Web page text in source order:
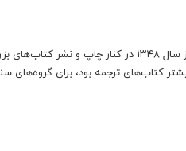
انتشارات بامداد یکی از ناشران کتاب‌های ارزان برای کودکان و نوجوانان بود.
ناشر تا سال ۱۳۵۳ نزدیک به ۷۰ عنوان کتاب که بیشتر کتاب‌های